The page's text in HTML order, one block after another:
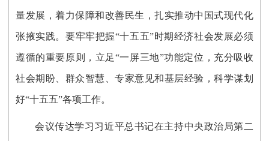
量发展，着力保障和改善民生，扎实推动中国式现代化
张掖实践。要牢牢把握“十五五”时期经济社会发展必须
遵循的重要原则，立足“一屏三地”功能定位，充分吸收
社会期盼、群众智慧、专家意见和基层经验，科学谋划
好“十五五”各项工作。
会议传达学习习近平总书记在主持中央政治局第二